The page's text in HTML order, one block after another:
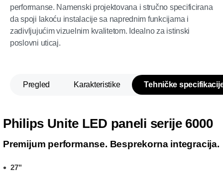
performanse. Namenski projektovana i stručno specificirana
da spoji lakoću instalacije sa naprednim funkcijama i
zadivljujućim vizuelnim kvalitetom. Idealno za istinski
poslovni uticaj.
Pregled Karakteristike Tehničke
Philips Unite LED paneli serije 6000
Premijum performanse. Besprekorna integracija.
27"